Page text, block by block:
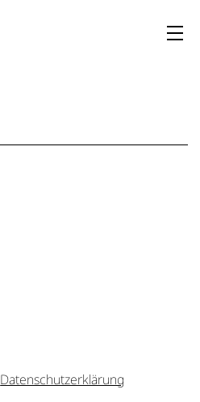
Datenschutzerklärung